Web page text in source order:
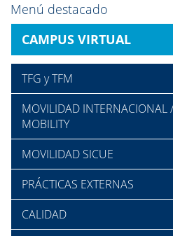
Menú destacado
CAMPUS VIRTUAL
TFG y TFM
MOVILIDAD INTERNACIONAL
MOBILITY
MOVILIDAD SICUE
PRÁCTICAS EXTERNAS
CALIDAD